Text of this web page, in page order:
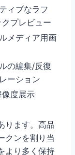
ィブなラフ
プレビュー
メディア用画
の編集/反復
ーション
度展示
ります。高品
クンを割り当
より多く保持